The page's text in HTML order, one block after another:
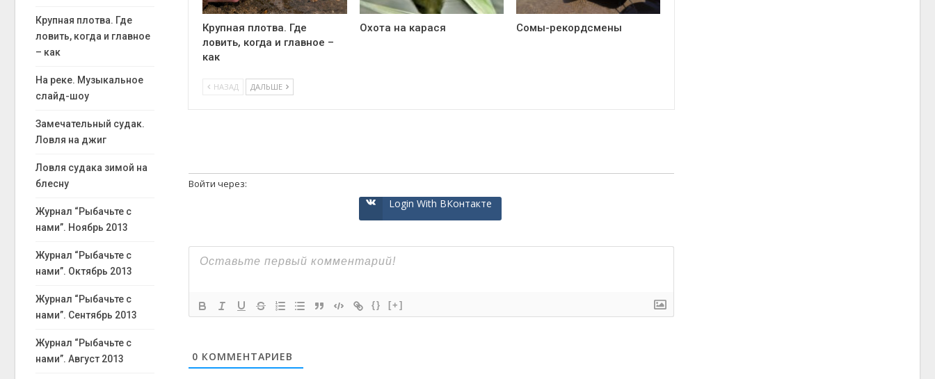
Крупная плотва. Где
ловить, когда и главное –
как
Охота на карася Сомы-рекордсмены
НАЗАД ДАЛЬШЕ
Войти через:
Login With ВКонтакте
{} [+]
0 КОММЕНТАРИЕВ
Крупная плотва. Где
ловить, когда и главное
– как
На реке. Музыкальное
слайд-шоу
Замечательный судак.
Ловля на джиг
Ловля судака зимой на
блесну
Журнал “Рыбачьте с
нами”. Ноябрь 2013
Журнал “Рыбачьте с
нами”. Октябрь 2013
Журнал “Рыбачьте с
нами”. Сентябрь 2013
Журнал “Рыбачьте с
нами”. Август 2013